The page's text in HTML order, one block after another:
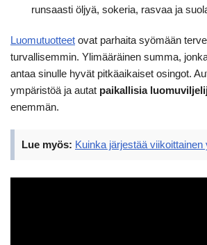
runsaasti öljyä, sokeria, rasvaa ja
Luomutuotteet ovat parhaita syömään
turvallisemmin. Ylimääräinen summa,
antaa sinulle hyvät pitkäaikaiset osingot.
ympäristöä ja autat paikallisia
enemmän.
Lue myös: Kuinka järjestää viikoittainen